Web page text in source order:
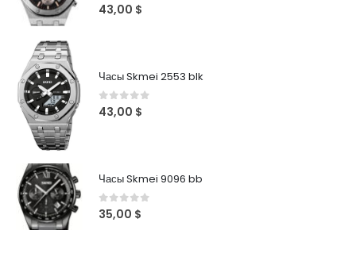
0 out of 5
43,00 $
Часы Skmei 2553 blk
0 out of 5
43,00 $
Часы Skmei 9096 bb
0out of 5
35,00 $